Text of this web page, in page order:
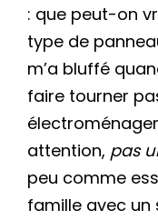
: que peut-on
type de
m’a bluffé
faire tourner
attention, pas
peu comme
famille avec un